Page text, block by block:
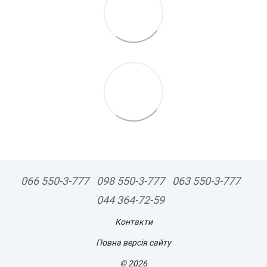
066 550-3-777 098 550-3-777
063 550-3-777
044 364-72-59
Контакти
Повна версія сайту
© 2026